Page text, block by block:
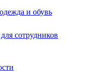
и обувь
сотрудников